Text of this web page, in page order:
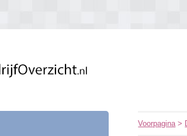
Voorpagina>